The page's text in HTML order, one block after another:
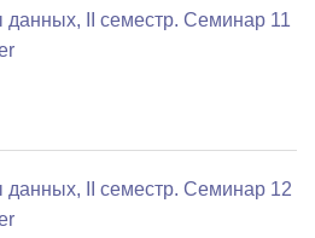
данных, II семестр. Семинар 11
данных, II семестр. Семинар 12